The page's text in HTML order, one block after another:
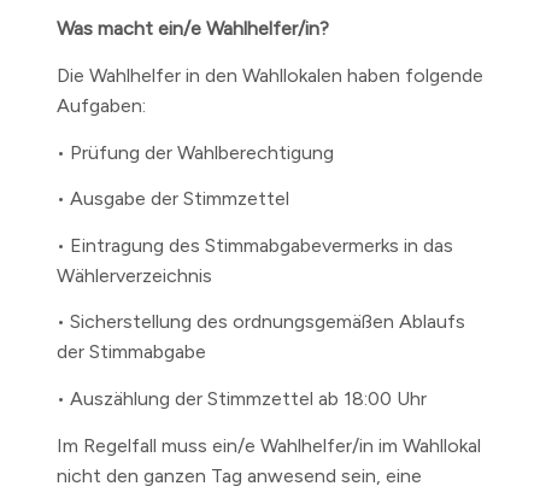
Was macht ein/e Wahlhelfer/in?
Die Wahlhelfer in den Wahllokalen haben folgende
Aufgaben:
• Prüfung der Wahlberechtigung
• Ausgabe der Stimmzettel
• Eintragung des Stimmabgabevermerks in das
Wählerverzeichnis
• Sicherstellung des ordnungsgemäßen Ablaufs
der Stimmabgabe
• Auszählung der Stimmzettel ab 18:00 Uhr
Im Regelfall muss ein/e Wahlhelfer/in im Wahllokal
nicht den ganzen Tag anwesend sein, eine